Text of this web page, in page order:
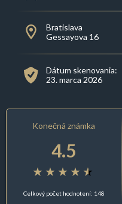
Bratislava
Gessayova 16
Dátum skenovania:
23. marca 2026
Konečná známka
4.5
Celkový počet hodnotení: 148